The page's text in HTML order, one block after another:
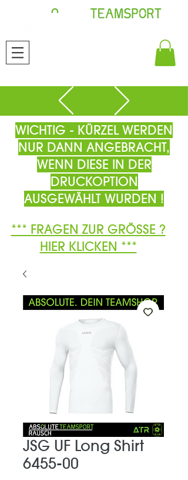
WICHTIG - KÜRZEL WERDEN
NUR DANN ANGEBRACHT,
WENN DIESE IN DER
DRUCKOPTION
AUSGEWÄHLT WURDEN !
*** FRAGEN ZUR GRÖSSE ?
HIER KLICKEN ***
JSG UF Long Shirt
6455-00